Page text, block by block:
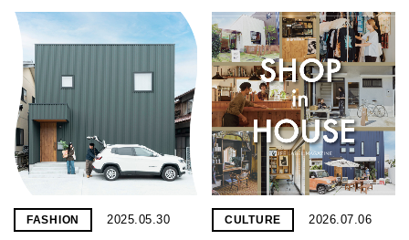
FASHION 2025.05.30 CULTURE 2026.07.06